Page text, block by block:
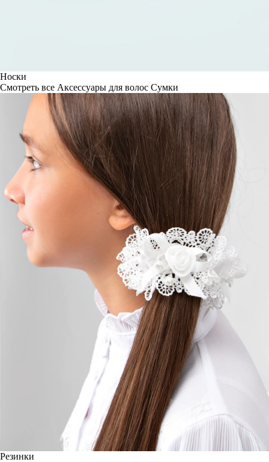
Носки
Смотреть все Аксессуары для волос Сумки
Резинки